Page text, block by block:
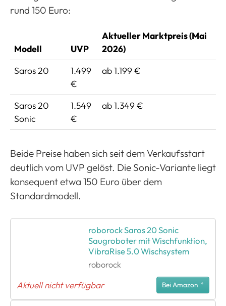
rund 150 Euro:
Modell UVP
Aktueller Marktpreis (Mai
2026)
Saros 20
1.499
€
ab 1.199 €
Saros 20
Sonic
1.549
€
ab 1.349 €
Beide Preise haben sich seit dem Verkaufsstart
deutlich vom UVP gelöst. Die Sonic-Variante liegt
konsequent etwa 150 Euro über dem
Standardmodell.
roborock Saros 20 Sonic
Saugroboter mit Wischfunktion,
VibraRise 5.0 Wischsystem
roborock
Aktuell nicht verfügbar Bei Amazon *